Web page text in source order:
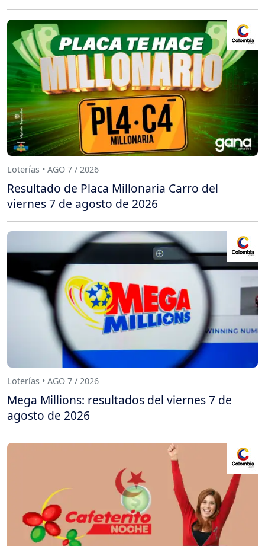
Loterías • AGO 7 / 2026
Resultado de Placa Millonaria Carro del
viernes 7 de agosto de 2026
Loterías • AGO 7 / 2026
Mega Millions: resultados del viernes 7 de
agosto de 2026